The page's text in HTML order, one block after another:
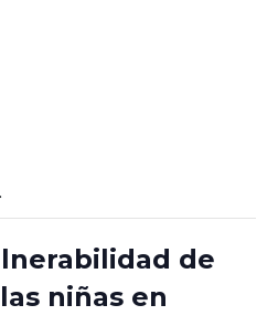
de
niñas en